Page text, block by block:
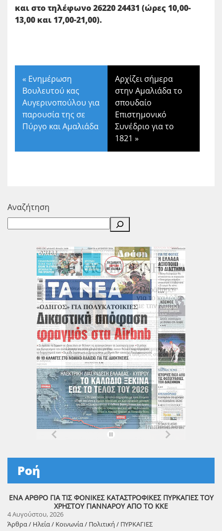
και στο τηλέφωνο 26220 24431 (ώρες 10,00-
13,00 και 17,00-21,00).
« Ενημέρωση
Βουλευτού κας
Αυγερινοπούλου για
παρουσία της σε
Πύργο και Αμαλιάδα
Αρχίζει σήμερα
στην Αμαλιάδα το
σπουδαίο
Επιστημονικό
Συνέδριο για το
1821 »
Αναζήτηση
Ροή
ΕΝΑ ΑΡΘΡΟ ΓΙΑ ΤΙΣ ΦΟΝΙΚΕΣ ΚΑΤΑΣΤΡΟΦΙΚΕΣ ΠΥΡΚΑΓΙΕΣ ΤΟΥ
ΧΡΗΣΤΟΥ ΓΙΑΝΝΑΡΟΥ ΑΠΟ ΤΟ ΚΚΕ
4 Αυγούστου, 2026
Άρθρα / Ηλεία / Κοινωνία / Πολιτική / ΠΥΡΚΑΓΙΕΣ